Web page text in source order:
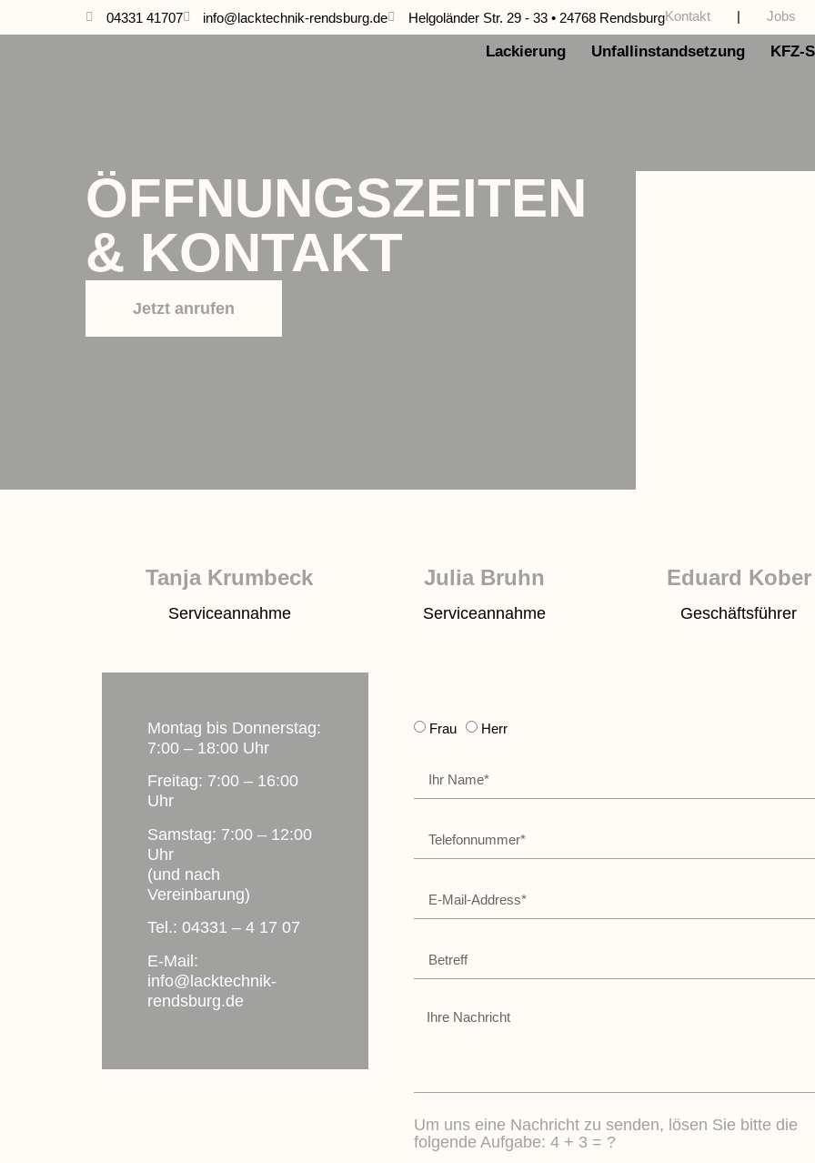
04331 41707 info@lacktechnik-rendsburg.de Helgoländer Str. 29 - 33 • 24768 RendsburgKontakt| Jobs
Lackierung Unfallinstandsetzung KFZ-
ÖFFNUNGSZEITEN
& KONTAKT
Jetzt anrufen
Tanja Krumbeck
Serviceannahme
Julia Bruhn
Serviceannahme
Eduard Kober
Geschäftsführer
Montag bis Donnerstag:
7:00 – 18:00 Uhr
Freitag: 7:00 – 16:00
Uhr
Samstag: 7:00 – 12:00
Uhr
(und nach
Vereinbarung)
Tel.: 04331 – 4 17 07
E-Mail:
info@lacktechnik-
rendsburg.de
Frau Herr
Um uns eine Nachricht zu senden, lösen Sie bitte die
folgende Aufgabe: 4 + 3 = ?